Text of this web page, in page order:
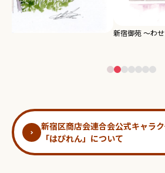
新宿区商店会連合会公式キャラ
「はぴれん」について